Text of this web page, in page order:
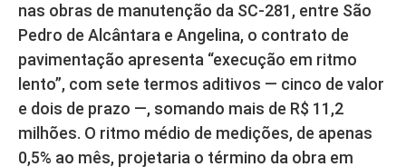
nas obras de manutenção da SC-281, entre São
Pedro de Alcântara e Angelina, o contrato de
pavimentação apresenta “execução em ritmo
lento”, com sete termos aditivos — cinco de valor
e dois de prazo —, somando mais de R$ 11,2
milhões. O ritmo médio de medições, de apenas
0,5% ao mês, projetaria o término da obra em